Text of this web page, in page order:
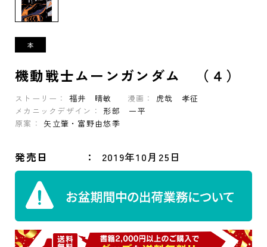
機動戦士ムーンガンダム （４）
ストーリー： 福井 晴敏 漫画：
虎哉 孝征
メカニックデザイン：
形部 一平
原案：
矢立肇・富野由悠季
発売日 2019年10月25日